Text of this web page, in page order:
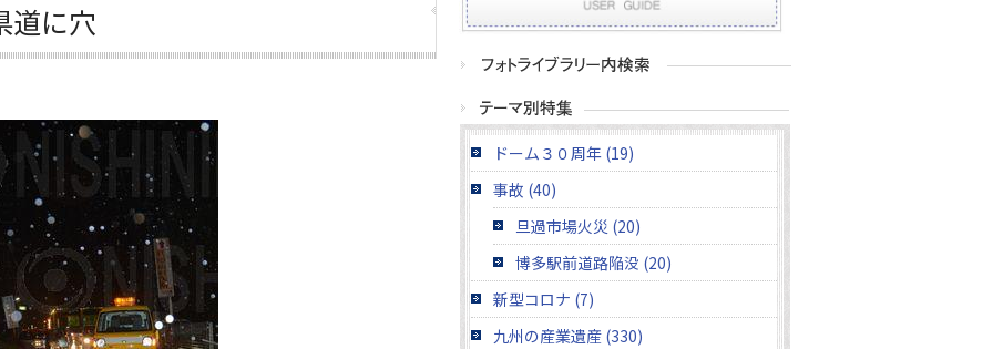
道に穴
ドーム３０周年 (19)
事故 (40)
旦過市場火災 (20)
博多駅前道路陥没 (20)
新型コロナ (7)
九州の産業遺産 (330)